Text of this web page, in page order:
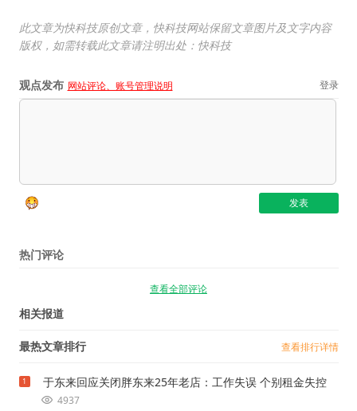
此文章为快科技原创文章，快科技网站保留文章图片及文字内容
版权，如需转载此文章请注明出处：快科技
观点发布 网站评论、账号管理说明 登录
热门评论
查看全部评论
相关报道
最热文章排行 查看排行详情
1 于东来回应关闭胖东来25年老店：工作失误 个别租金失控
4937